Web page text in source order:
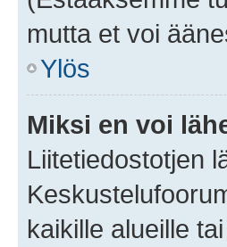
mutta et voi
Ylös
Miksi en voi
Liitetiedostotjen
kaikille alueille